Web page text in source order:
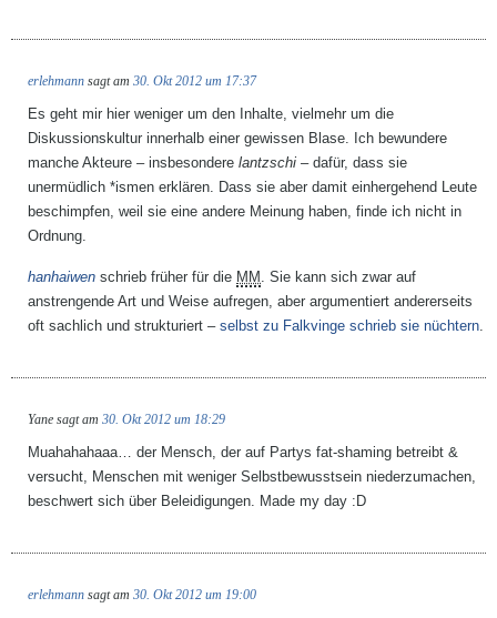
erlehmann sagt am 30. Okt 2012 um 17:37
Es geht mir hier weniger um den Inhalte, vielmehr um die
Diskussionskultur innerhalb einer gewissen Blase. Ich bewundere
manche Akteure – insbesondere lantzschi – dafür, dass sie
unermüdlich *ismen erklären. Dass sie aber damit einhergehend Leute
beschimpfen, weil sie eine andere Meinung haben, finde ich nicht in
Ordnung.
hanhaiwen schrieb früher für die MM . Sie kann sich zwar auf
anstrengende Art und Weise aufregen, aber argumentiert andererseits
oft sachlich und strukturiert – selbst zu Falkvinge schrieb sie nüchtern.
Yane sagt am 30. Okt 2012 um 18:29
Muahahahaaa… der Mensch, der auf Partys fat-shaming betreibt &
versucht, Menschen mit weniger Selbstbewusstsein niederzumachen,
beschwert sich über Beleidigungen. Made my day :D
erlehmann sagt am 30. Okt 2012 um 19:00